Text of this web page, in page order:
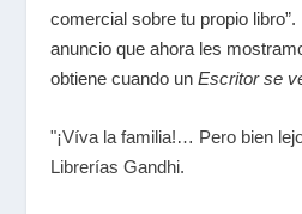
comercial sobre tu propio
anuncio que ahora les
obtiene cuando unEscritor se
"¡Víva la familia!… Pero bien
Librerías Gandhi.